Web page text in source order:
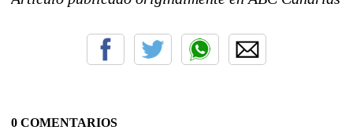
0 COMENTARIOS